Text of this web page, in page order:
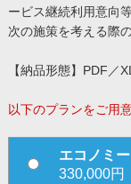
ービス継続利用意向
次の施策を考える際
【納品形態】PDF／
以下のプランをご用
エコノミ
330,000円